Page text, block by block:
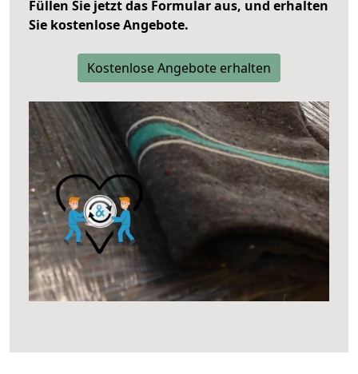
Füllen Sie jetzt das Formular aus, und erhalten
Sie kostenlose Angebote.
Kostenlose Angebote erhalten